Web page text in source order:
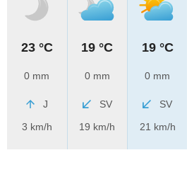
23 °C
0 mm
J
3 km/h
19 °C
0 mm
SV
19 km/h
19 °C
0 mm
SV
21 km/h